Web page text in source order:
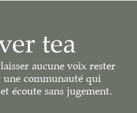
aucune voix rester
communauté qui
écoute sans jugement.